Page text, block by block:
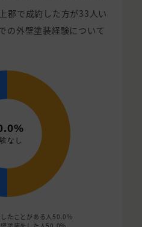
郡で成約した方が33人い
の外壁塗装経験について
たことがある人 50.0%